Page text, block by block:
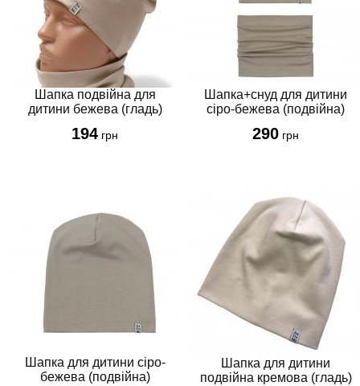
Шапка подвійна для
дитини бежева (гладь)
194 грн
Шапка+снуд для дитини
сіро-бежева (подвійна)
290 грн
Шапка для дитини сіро-
бежева (подвійна)
Шапка для дитини
подвійна кремова (гладь)